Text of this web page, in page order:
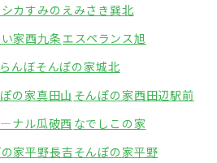
カすみのえみさき巽北
家西九条エスペランス旭
んぼそんぽの家城北
の家真田山 そんぽの家西田辺駅前
ナル瓜破西 なでしこの家
家平野長吉そんぽの家平野